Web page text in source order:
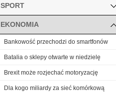
SPORT
EKONOMIA
Bankowość przechodzi do smartfonów
Batalia o sklepy otwarte w niedzielę
Brexit może rozjechać motoryzację
Dla kogo miliardy za sieć komórkową